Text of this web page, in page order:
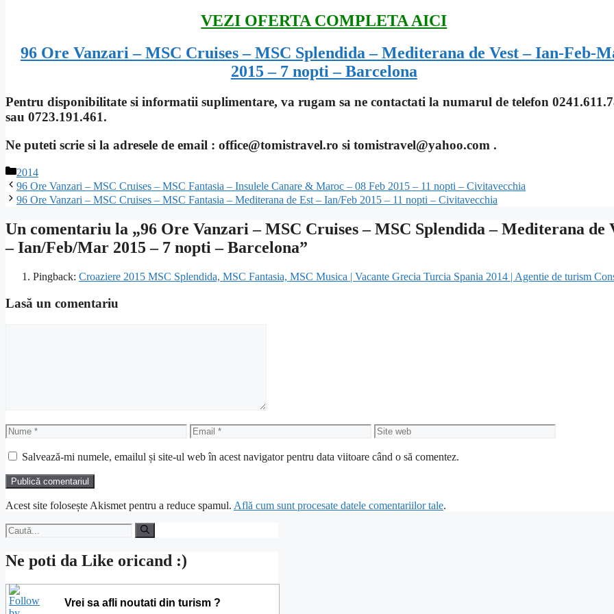
VEZI OFERTA COMPLETA AICI
96 Ore Vanzari – MSC Cruises – MSC Splendida – Mediterana de Vest – Ian-Feb-
2015 – 7 nopti – Barcelona
Pentru disponibilitate si informatii suplimentare, va rugam sa ne contactati la numarul de telefon
sau 0723.191.461.
Ne puteti scrie si la adresele de email : office@tomistravel.ro si tomistravel@yahoo.com .
Categorii
2014
96 Ore Vanzari – MSC Cruises – MSC Fantasia – Insulele Canare & Maroc – 08 Feb 2015 – 11 nopti – Civitavecchia
96 Ore Vanzari – MSC Cruises – MSC Fantasia – Mediterana de Est – Ian/Feb 2015 – 11 nopti – Civitavecchia
Un comentariu la „96 Ore Vanzari – MSC Cruises – MSC Splendida – Mediterana de
– Ian/Feb/Mar 2015 – 7 nopti – Barcelona”
Pingback: Croaziere 2015 MSC Splendida, MSC Fantasia, MSC Musica | Vacante Grecia Turcia Spania 2014 | Agentie de turism
Lasă un comentariu
Nume Email
Site
web
Salvează-mi numele, emailul și site-ul web în acest navigator pentru data viitoare când o să comentez.
Acest site folosește Akismet pentru a reduce spamul. Află cum sunt procesate datele comentariilor tale.
Caută
după:
Ne poti da Like oricand :)
Vrei sa afli noutati din turism ?